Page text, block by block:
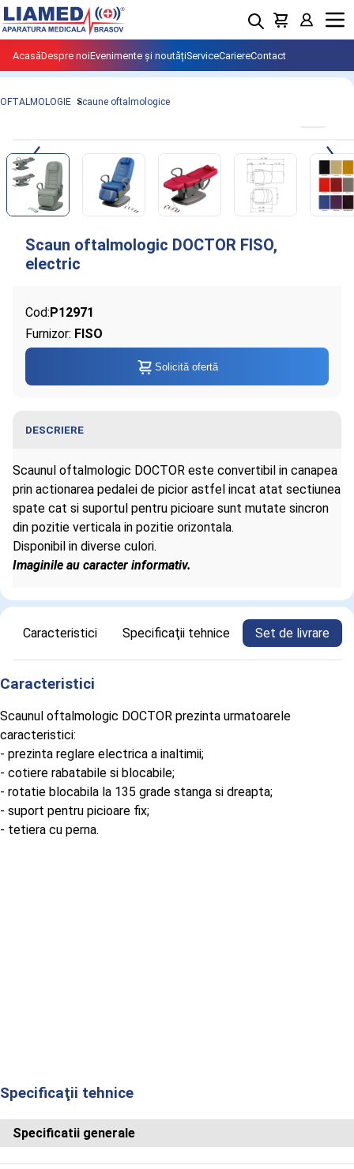
AcasăDespre noiEvenimente și noutățiServiceCariereContact
Menu
OFTALMOLOGIE Scaune oftalmologice
DESCRIERE
Scaunul oftalmologic DOCTOR este convertibil in canapea
prin actionarea pedalei de picior astfel incat atat sectiunea
spate cat si suportul pentru picioare sunt mutate sincron
din pozitie verticala in pozitie orizontala.
Disponibil in diverse culori.
Imaginile au caracter informativ.
Cod:P12971
Furnizor: FISO
Solicită ofertă
Informaţii despre Scaun oftalmologic
Caracteristici Specificaţii tehnice Set de livrare
Caracteristici
Scaunul oftalmologic DOCTOR prezinta urmatoarele
caracteristici:
- prezinta reglare electrica a inaltimii;
- cotiere rabatabile si blocabile;
- rotatie blocabila la 135 grade stanga si dreapta;
- suport pentru picioare fix;
- tetiera cu perna.
Specificaţii tehnice
Specificatii generale